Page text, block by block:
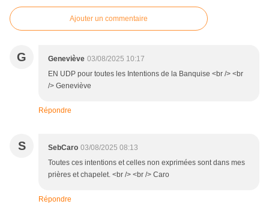
Ajouter un commentaire
G Geneviève 03/08/2025 10:17
EN UDP pour toutes les Intentions de la Banquise <br /> <br
/> Geneviève
Répondre
S SebCaro 03/08/2025 08:13
Toutes ces intentions et celles non exprimées sont dans mes
prières et chapelet. <br /> <br /> Caro
Répondre